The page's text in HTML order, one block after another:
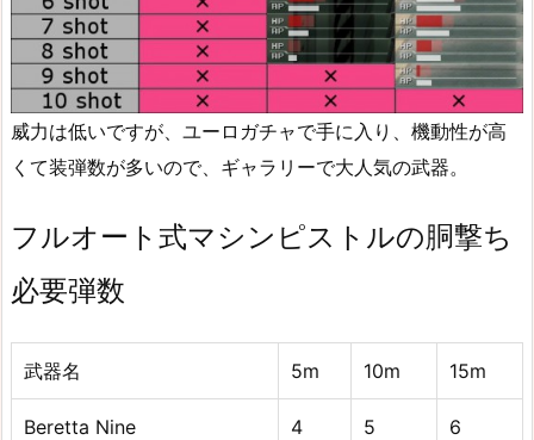
威力は低いですが、ユーロガチャで手に入り、機動性が高
くて装弾数が多いので、ギャラリーで大人気の武器。
フルオート式マシンピストルの胴撃ち
必要弾数
武器名 5m 10m 15m
Beretta Nine 4 5 6